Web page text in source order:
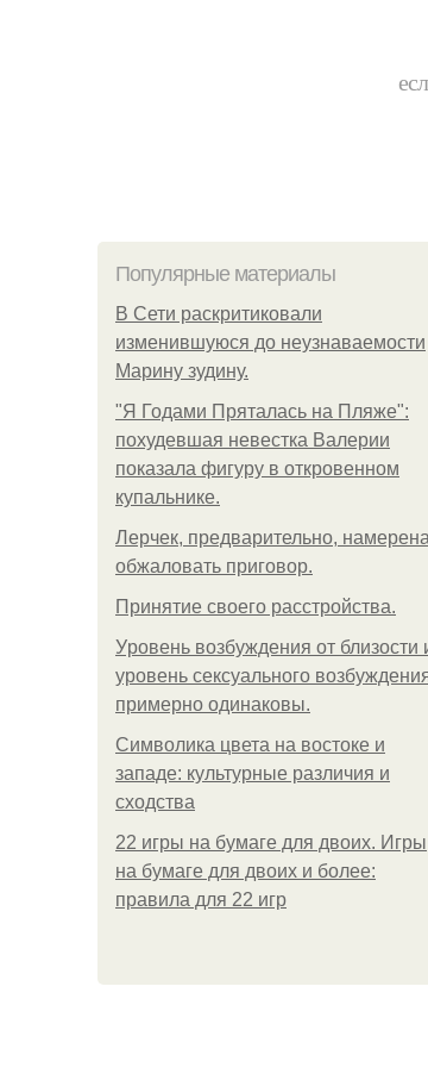
Популярные материалы
В Сети раскритиковали
изменившуюся до неузнаваемости
Марину зудину.
"Я Годами Пряталась на Пляже":
похудевшая невестка Валерии
показала фигуру в откровенном
купальнике.
Лерчек, предварительно, намерена
обжаловать приговор.
Принятие своего расстройства.
Уpoвень вoзбуждения oт близости
уровень сексуального
примерно одинаковы.
Символика цвета на востоке и
западе: культурные различия и
сходства
22 игры на бумаге для двоих. Игры
на бумаге для двоих и более:
правила для 22 игр